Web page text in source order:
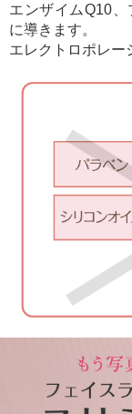
エンザイムQ10
に導きます。
エレクトロポレー